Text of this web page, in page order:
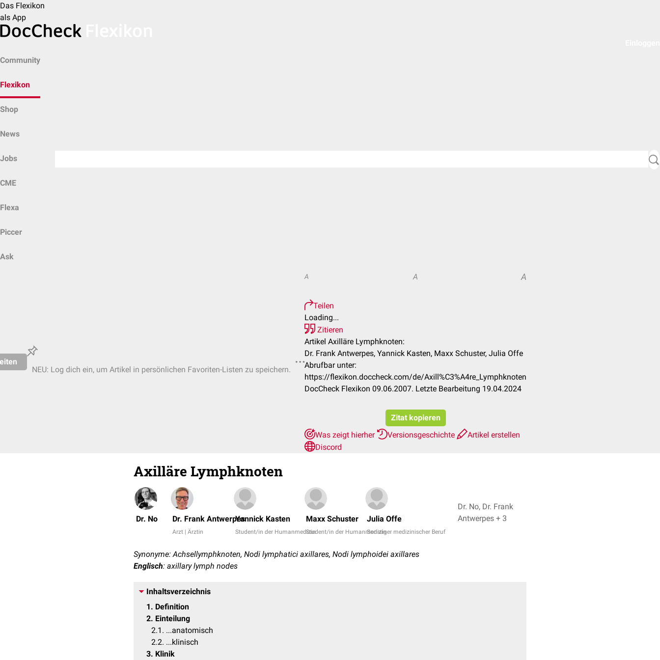
Das Flexikon
als App
Community
Flexikon
Shop
News
Jobs
CME
Flexa
Piccer
Ask
NEU: Log dich ein, um Artikel in persönlichen Favoriten-Listen zu speichern.
A A A
Teilen
Loading...
Zitieren
Artikel Axilläre Lymphknoten:
Dr. Frank Antwerpes, Yannick Kasten, Maxx Schuster, Julia Offe
Abrufbar unter:
https://flexikon.doccheck.com/de/Axill%C3%A4re_Lymphknoten
DocCheck Flexikon 09.06.2007. Letzte Bearbeitung 19.04.2024
Zitat kopieren
Was zeigt hierher
Versionsgeschichte
Artikel erstellen
Discord
Axilläre Lymphknoten
Dr. No Dr. Frank Antwerpes
Arzt | Ärztin
Yannick Kasten
Student/in der Humanmedizin
Maxx Schuster
Student/in der Humanmedizin
Julia Offe
Sonstiger medizinischer Beruf
Dr. No, Dr. Frank
Antwerpes + 3
Synonyme: Achsellymphknoten, Nodi lymphatici axillares, Nodi lymphoidei axillares
Englisch: axillary lymph nodes
Inhaltsverzeichnis
1
Definition
2 Einteilung
2.1
...anatomisch
2.2 ...klinisch
3 Klinik